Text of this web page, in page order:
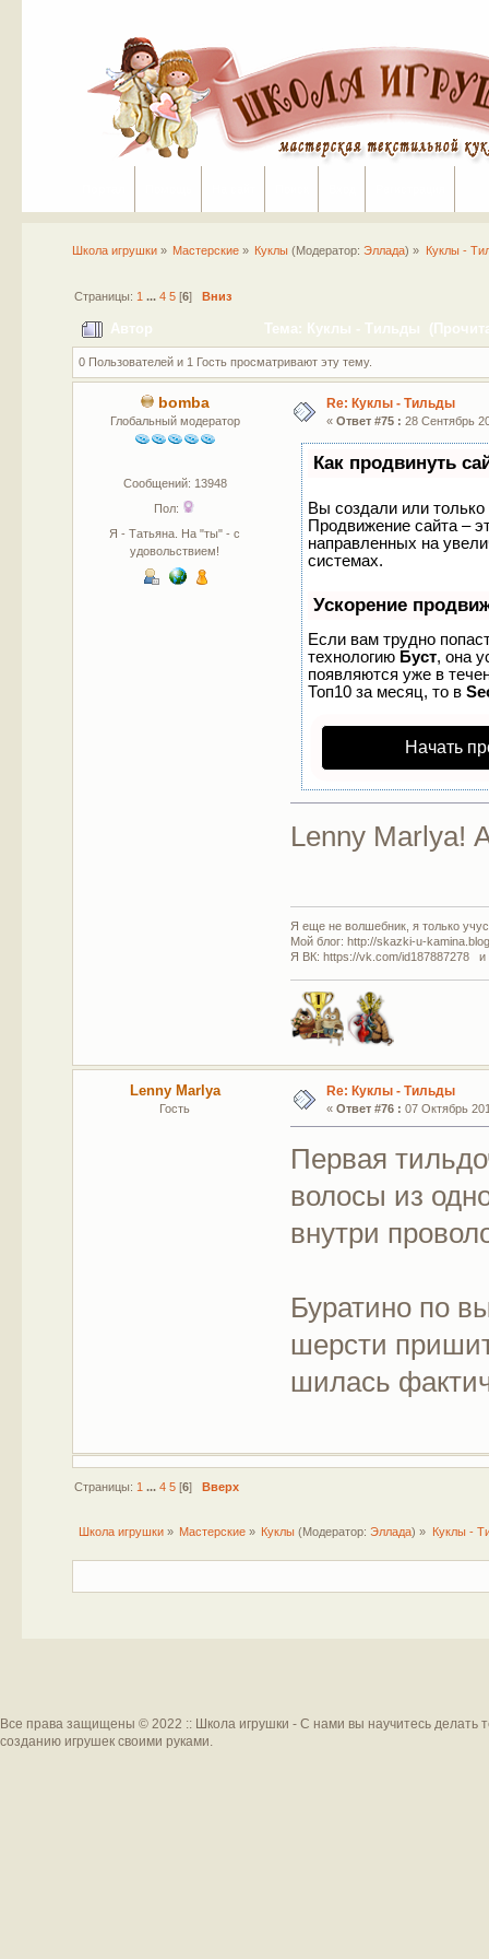
Школа игрушки» Мастерские » Куклы (Модератор:Эллада) » Куклы -
Страницы: 1 ... 4 5[6] Вниз
Автор Тема: Куклы - Тильды
0 Пользователей и 1 Гость просматривают эту тему.
bomba
Глобальный модератор
Сообщений: 13948
Пол:
Я - Татьяна. На "ты" - с
удовольствием!
Re: Куклы - Тильды
« Ответ #75 : 28 Сентябрь
Как продвинуть
Вы создали или только
Продвижение сайта –
направленных на
системах.
Ускорение
Если вам трудно
технологию Буст, она
появляются уже в
Топ10 за месяц, то в
Начать
Lenny Marlya!
Я еще не волшебник, я только
Мой блог: http://skazki-u-
Я ВК: https://vk.com/id187887278 и
Lenny Marlya
Гость
Re: Куклы - Тильды
« Ответ #76 : 07 Октябрь
Первая
волосы из
внутри
Буратино по
шерсти
шилась
Страницы: 1 ... 4 5[6] Вверх
Школа игрушки» Мастерские » Куклы (Модератор:Эллада) » Куклы -
Все права защищены © 2022 :: Школа игрушки - С нами вы научитесь делать
созданию игрушек своими руками.